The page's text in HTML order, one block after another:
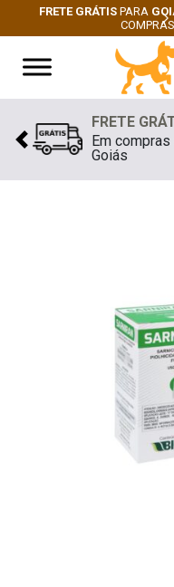
FRETE GRÁTIS PARA
COMPRAS
FRETE
Em
Goiás
Previous